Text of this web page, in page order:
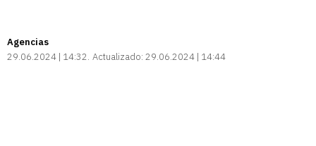
Agencias
29.06.2024 | 14:32 Actualizado: 29.06.2024 | 14:44